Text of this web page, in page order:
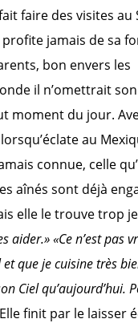
faire des visites au
jamais de sa
bon envers les
il n’omettrait son
moment du jour.
au
connue, celle
aînés sont déjà
elle le trouve trop
«Ce n’est pas
que je cuisine très
Ciel qu’aujourd’hui.
Elle finit par le laisser